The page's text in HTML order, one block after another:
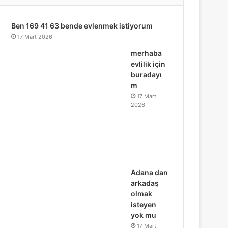
Ben 169 41 63 bende evlenmek istiyorum
17 Mart 2026
merhaba
evlilik için
buradayı
m
17 Mart
2026
Adana dan
arkadaş
olmak
isteyen
yok mu
17 Mart